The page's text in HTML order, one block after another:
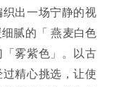
出一场宁静的视
腻的「 燕麦白色
「雾紫色」。以古
精心挑选，让使